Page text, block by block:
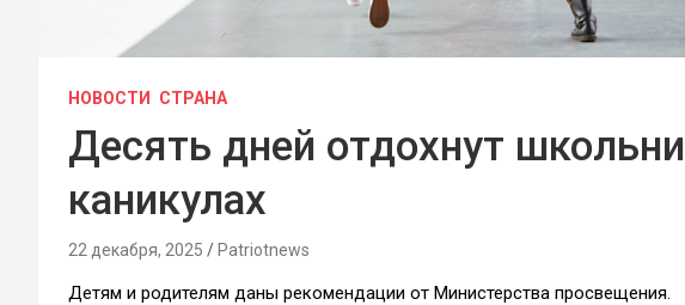
НОВОСТИ СТРАНА
Десять дней отдохнут
каникулах
22 декабря, 2025 Patriotnews
Детям и родителям даны рекомендации от Министерства просвещения.